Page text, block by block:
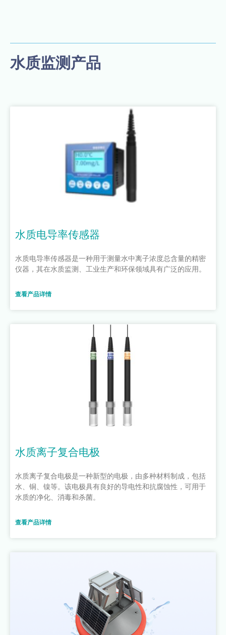
水质监测产品
水质电导率传感器
水质电导率传感器是一种用于测量水中离子浓度总含量的精密
仪器，其在水质监测、工业生产和环保领域具有广泛的应用。
查看产品详情
水质离子复合电极
水质离子复合电极是一种新型的电极，由多种材料制成，包括
水、铜、镍等。该电极具有良好的导电性和抗腐蚀性，可用于
水质的净化、消毒和杀菌。
查看产品详情